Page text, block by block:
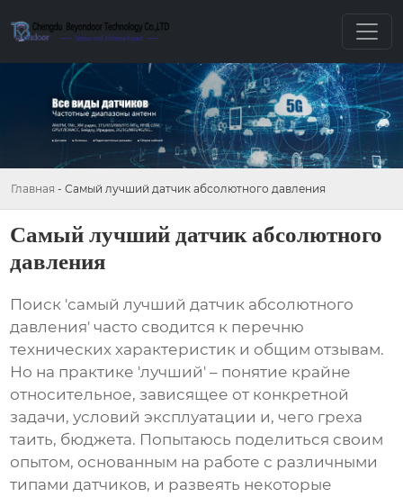
Главная - Самый лучший датчик абсолютного давления
Самый лучший датчик абсолютного
давления
Поиск 'самый лучший датчик абсолютного
давления' часто сводится к перечню
технических характеристик и общим отзывам.
Но на практике 'лучший' – понятие крайне
относительное, зависящее от конкретной
задачи, условий эксплуатации и, чего греха
таить, бюджета. Попытаюсь поделиться своим
опытом, основанным на работе с различными
типами датчиков, и развеять некоторые